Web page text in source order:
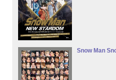
Snow Man